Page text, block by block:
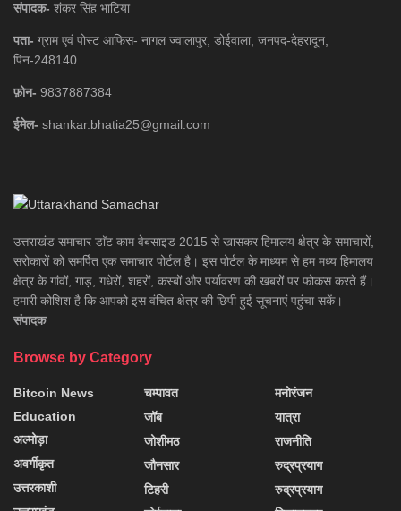
संपादक- शंकर सिंह भाटिया
पता- ग्राम एवं पोस्ट आफिस- नागल ज्वालापुर, डोईवाला, जनपद-देहरादून,
पिन-248140
फ़ोन- 9837887384
ईमेल- shankar.bhatia25@gmail.com
उत्तराखंड समाचार डाॅट काम वेबसाइड 2015 से खासकर हिमालय क्षेत्र के समाचारों,
सरोकारों को समर्पित एक समाचार पोर्टल है। इस पोर्टल के माध्यम से हम मध्य हिमालय
क्षेत्र के गांवों, गाड़, गधेरों, शहरों, कस्बों और पर्यावरण की खबरों पर फोकस करते हैं।
हमारी कोशिश है कि आपको इस वंचित क्षेत्र की छिपी हुई सूचनाएं पहुंचा सकें।
संपादक
Browse by Category
Bitcoin News
Education
अल्मोड़ा
अवर्गीकृत
उत्तरकाशी
चम्पावत
जॉब
जोशीमठ
जौनसार
टिहरी
मनोरंजन
यात्रा
राजनीति
रुद्रप्रयाग
रुद्रप्रयाग